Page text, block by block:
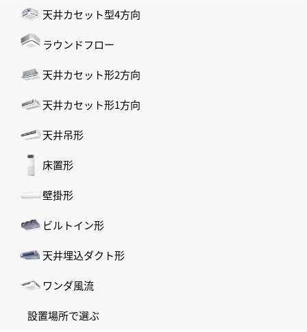
天井カセット型4方向
ラウンドフロー
天井カセット形2方向
天井カセット形1方向
天井吊形
床置形
壁掛形
ビルトイン形
天井埋込ダクト形
ワンダ風流
設置場所で選ぶ